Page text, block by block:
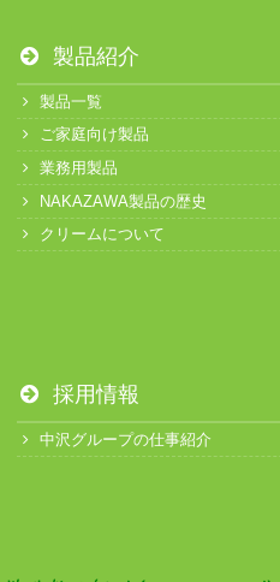
製品紹介
製品一覧
ご家庭向け製品
業務用製品
NAKAZAWA製品の歴史
クリームについて
採用情報
中沢グループの仕事紹介